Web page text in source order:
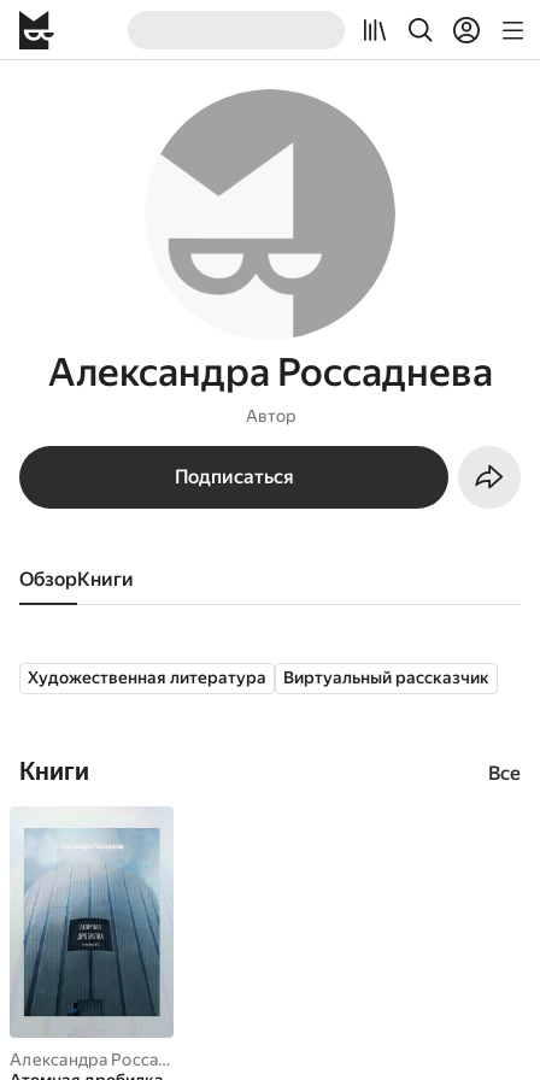
Александра Россаднева
Автор
Подписаться
Обзор книги
Художественная литература Виртуальный рассказчик
Книги Все
Александра Россаднева